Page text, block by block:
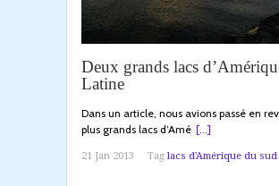
Deux grands lacs
Latine
Dans un article, nous avions passé en
plus grands lacs d’Amé [...]
21 Jan 2013 Tag lacs d'Amérique du sud